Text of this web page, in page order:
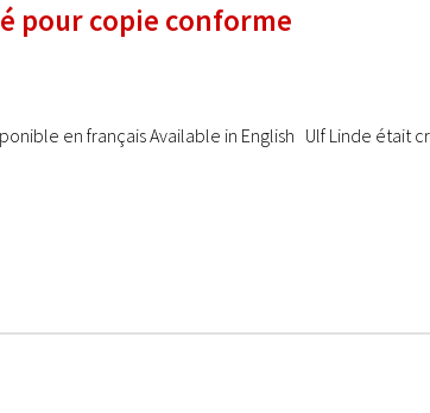
pour copie conforme
en français Available in English Ulf Linde était